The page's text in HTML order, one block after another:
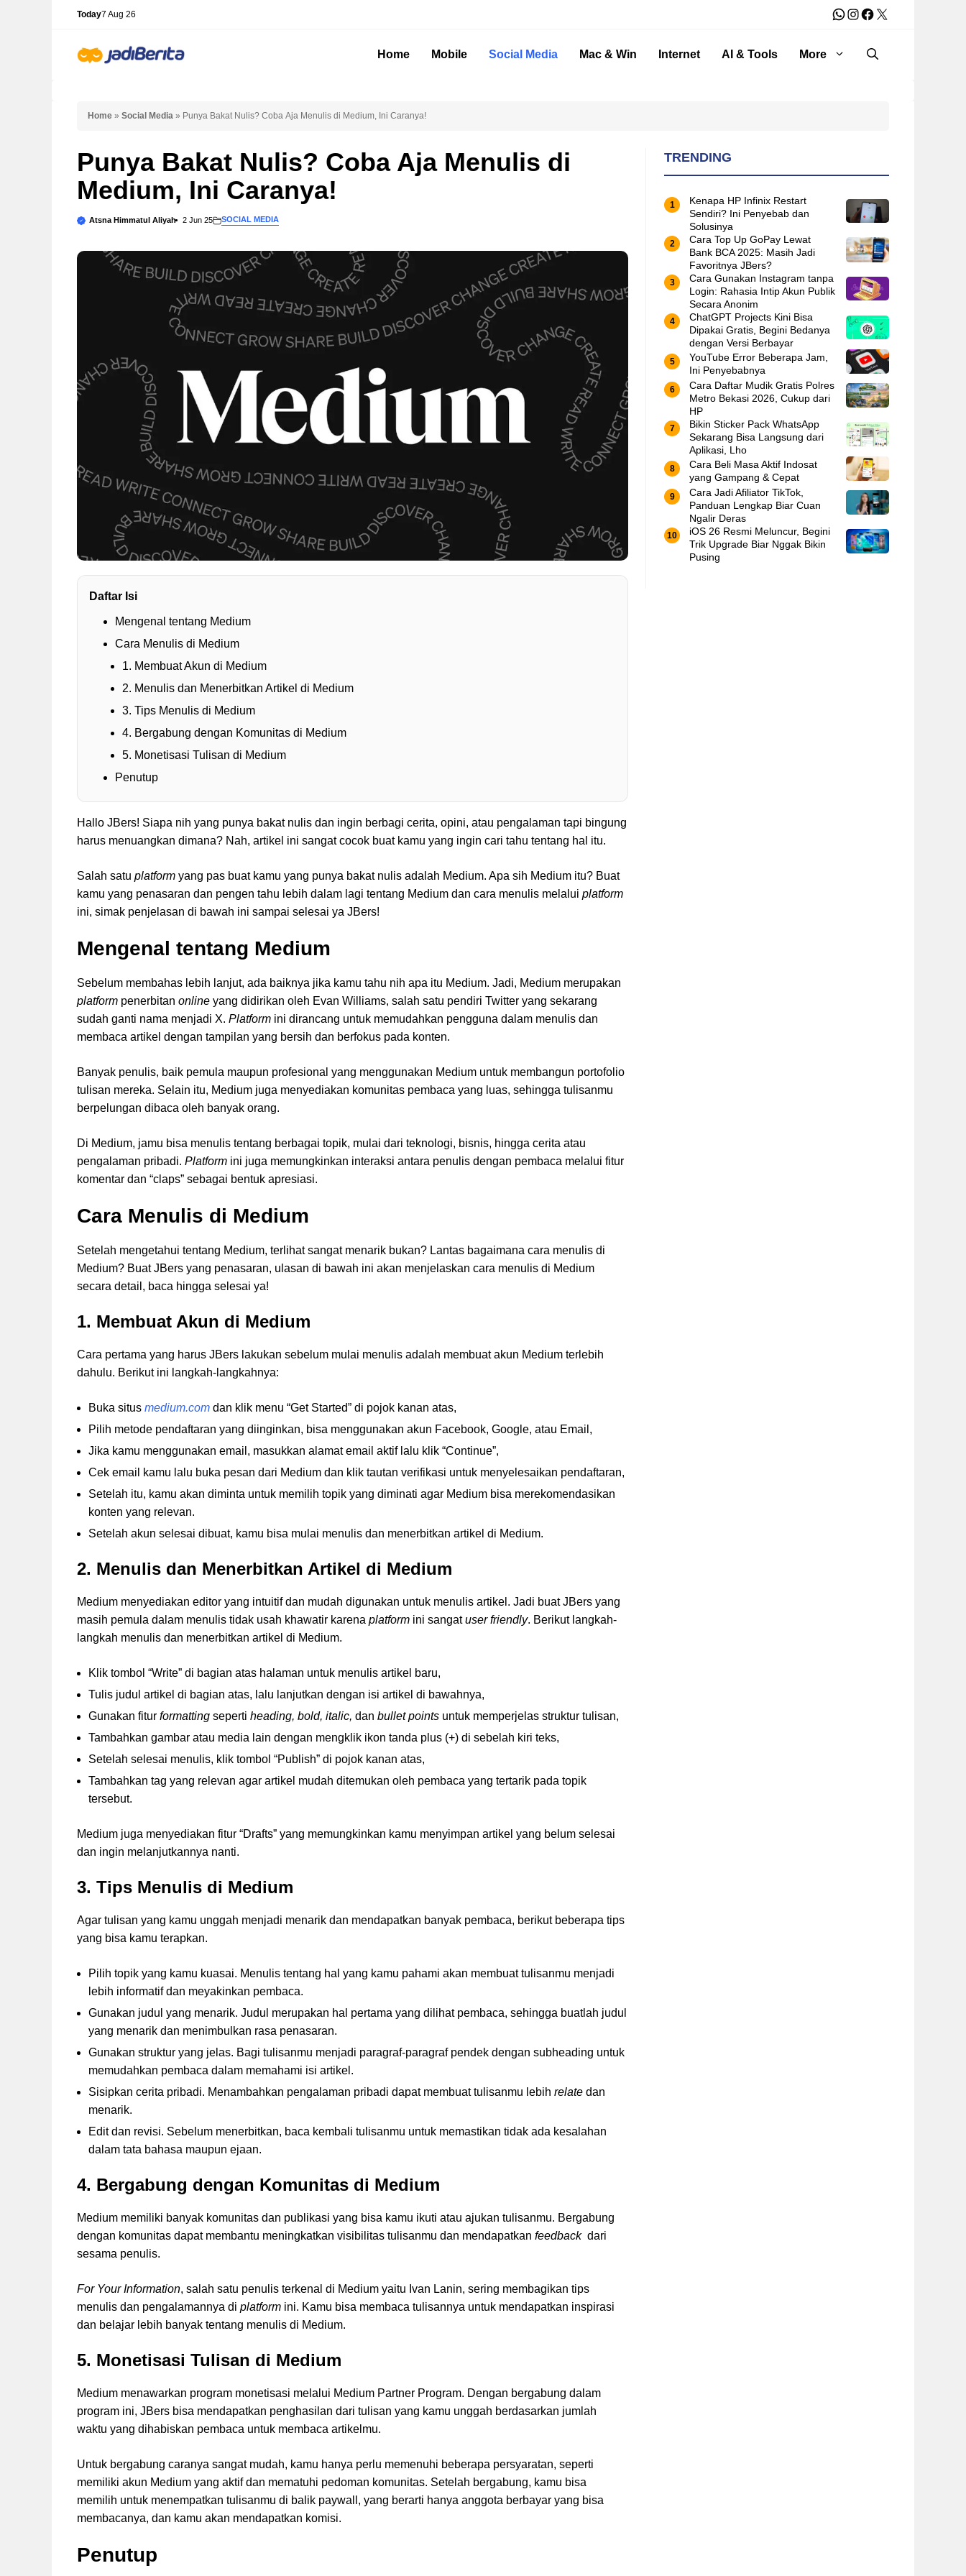
Today7 Aug 26 WhatsApp
Instagram
Facebook
X
Home Mobile Social Media Mac & Win Internet AI & Tools More
Home » Social Media » Punya Bakat Nulis? Coba Aja Menulis di Medium, Ini Caranya!
Punya Bakat Nulis? Coba Aja Menulis di
Medium, Ini Caranya!
Atsna Himmatul Aliyah 2 Jun 25 SOCIAL MEDIA
Daftar Isi
Mengenal tentang Medium
Cara Menulis di Medium
1. Membuat Akun di Medium
2. Menulis dan Menerbitkan Artikel di Medium
3. Tips Menulis di Medium
4. Bergabung dengan Komunitas di Medium
5. Monetisasi Tulisan di Medium
Penutup
Hallo JBers! Siapa nih yang punya bakat nulis dan ingin berbagi cerita, opini, atau pengalaman tapi bingung
harus menuangkan dimana? Nah, artikel ini sangat cocok buat kamu yang ingin cari tahu tentang hal itu.
Salah satu platform yang pas buat kamu yang punya bakat nulis adalah Medium. Apa sih Medium itu? Buat
kamu yang penasaran dan pengen tahu lebih dalam lagi tentang Medium dan cara menulis melalui platform
ini, simak penjelasan di bawah ini sampai selesai ya JBers!
Mengenal tentang Medium
Sebelum membahas lebih lanjut, ada baiknya jika kamu tahu nih apa itu Medium. Jadi, Medium merupakan
platform penerbitan online yang didirikan oleh Evan Williams, salah satu pendiri Twitter yang sekarang
sudah ganti nama menjadi X. Platform ini dirancang untuk memudahkan pengguna dalam menulis dan
membaca artikel dengan tampilan yang bersih dan berfokus pada konten.
Banyak penulis, baik pemula maupun profesional yang menggunakan Medium untuk membangun portofolio
tulisan mereka. Selain itu, Medium juga menyediakan komunitas pembaca yang luas, sehingga tulisanmu
berpelungan dibaca oleh banyak orang.
Di Medium, jamu bisa menulis tentang berbagai topik, mulai dari teknologi, bisnis, hingga cerita atau
pengalaman pribadi. Platform ini juga memungkinkan interaksi antara penulis dengan pembaca melalui fitur
komentar dan “claps” sebagai bentuk apresiasi.
Cara Menulis di Medium
Setelah mengetahui tentang Medium, terlihat sangat menarik bukan? Lantas bagaimana cara menulis di
Medium? Buat JBers yang penasaran, ulasan di bawah ini akan menjelaskan cara menulis di Medium
secara detail, baca hingga selesai ya!
1. Membuat Akun di Medium
Cara pertama yang harus JBers lakukan sebelum mulai menulis adalah membuat akun Medium terlebih
dahulu. Berikut ini langkah-langkahnya:
Buka situs medium.com dan klik menu “Get Started” di pojok kanan atas,
Pilih metode pendaftaran yang diinginkan, bisa menggunakan akun Facebook, Google, atau Email,
Jika kamu menggunakan email, masukkan alamat email aktif lalu klik “Continue”,
Cek email kamu lalu buka pesan dari Medium dan klik tautan verifikasi untuk menyelesaikan pendaftaran,
Setelah itu, kamu akan diminta untuk memilih topik yang diminati agar Medium bisa merekomendasikan
konten yang relevan.
Setelah akun selesai dibuat, kamu bisa mulai menulis dan menerbitkan artikel di Medium.
2. Menulis dan Menerbitkan Artikel di Medium
Medium menyediakan editor yang intuitif dan mudah digunakan untuk menulis artikel. Jadi buat JBers yang
masih pemula dalam menulis tidak usah khawatir karena platform ini sangatuser friendly. Berikut langkah-
langkah menulis dan menerbitkan artikel di Medium.
Klik tombol “Write” di bagian atas halaman untuk menulis artikel baru,
Tulis judul artikel di bagian atas, lalu lanjutkan dengan isi artikel di bawahnya,
Gunakan fitur formatting seperti heading, bold, italic, dan bullet points untuk memperjelas struktur tulisan,
Tambahkan gambar atau media lain dengan mengklik ikon tanda plus (+) di sebelah kiri teks,
Setelah selesai menulis, klik tombol “Publish” di pojok kanan atas,
Tambahkan tag yang relevan agar artikel mudah ditemukan oleh pembaca yang tertarik pada topik
tersebut.
Medium juga menyediakan fitur “Drafts” yang memungkinkan kamu menyimpan artikel yang belum selesai
dan ingin melanjutkannya nanti.
3. Tips Menulis di Medium
Agar tulisan yang kamu unggah menjadi menarik dan mendapatkan banyak pembaca, berikut beberapa tips
yang bisa kamu terapkan.
Pilih topik yang kamu kuasai. Menulis tentang hal yang kamu pahami akan membuat tulisanmu menjadi
lebih informatif dan meyakinkan pembaca.
Gunakan judul yang menarik. Judul merupakan hal pertama yang dilihat pembaca, sehingga buatlah judul
yang menarik dan menimbulkan rasa penasaran.
Gunakan struktur yang jelas. Bagi tulisanmu menjadi paragraf-paragraf pendek dengan subheading untuk
memudahkan pembaca dalam memahami isi artikel.
Sisipkan cerita pribadi. Menambahkan pengalaman pribadi dapat membuat tulisanmu lebih relate dan
menarik.
Edit dan revisi. Sebelum menerbitkan, baca kembali tulisanmu untuk memastikan tidak ada kesalahan
dalam tata bahasa maupun ejaan.
4. Bergabung dengan Komunitas di Medium
Medium memiliki banyak komunitas dan publikasi yang bisa kamu ikuti atau ajukan tulisanmu. Bergabung
dengan komunitas dapat membantu meningkatkan visibilitas tulisanmu dan mendapatkan feedback dari
sesama penulis.
For Your Information, salah satu penulis terkenal di Medium yaitu Ivan Lanin, sering membagikan tips
menulis dan pengalamannya di platform ini. Kamu bisa membaca tulisannya untuk mendapatkan inspirasi
dan belajar lebih banyak tentang menulis di Medium.
5. Monetisasi Tulisan di Medium
Medium menawarkan program monetisasi melalui Medium Partner Program. Dengan bergabung dalam
program ini, JBers bisa mendapatkan penghasilan dari tulisan yang kamu unggah berdasarkan jumlah
waktu yang dihabiskan pembaca untuk membaca artikelmu.
Untuk bergabung caranya sangat mudah, kamu hanya perlu memenuhi beberapa persyaratan, seperti
memiliki akun Medium yang aktif dan mematuhi pedoman komunitas. Setelah bergabung, kamu bisa
memilih untuk menempatkan tulisanmu di balik paywall, yang berarti hanya anggota berbayar yang bisa
membacanya, dan kamu akan mendapatkan komisi.
Penutup
TRENDING
Kenapa HP Infinix Restart
Sendiri? Ini Penyebab dan
Solusinya
Cara Top Up GoPay Lewat
Bank BCA 2025: Masih Jadi
Favoritnya JBers?
Cara Gunakan Instagram tanpa
Login: Rahasia Intip Akun Publik
Secara Anonim
ChatGPT Projects Kini Bisa
Dipakai Gratis, Begini Bedanya
dengan Versi Berbayar
YouTube Error Beberapa Jam,
Ini Penyebabnya
Cara Daftar Mudik Gratis Polres
Metro Bekasi 2026, Cukup dari
HP
Bikin Sticker Pack WhatsApp
Sekarang Bisa Langsung dari
Aplikasi, Lho
Cara Beli Masa Aktif Indosat
yang Gampang & Cepat
Cara Jadi Afiliator TikTok,
Panduan Lengkap Biar Cuan
Ngalir Deras
iOS 26 Resmi Meluncur, Begini
Trik Upgrade Biar Nggak Bikin
Pusing